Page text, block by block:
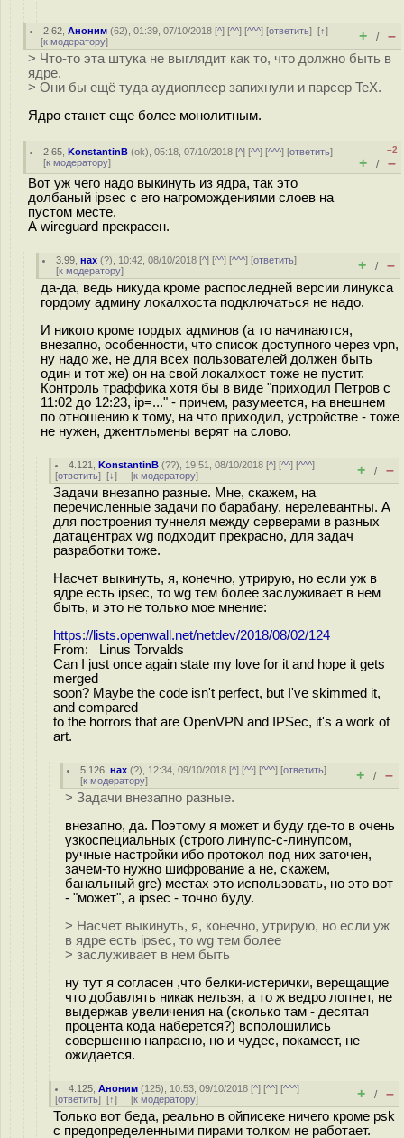
2.62 ,Аноним (62), 01:39, 07/10/2018 [^] [^^] [^^^] [ответить][↑]
[к модератору] + / –
> Что-то эта штука не выглядит как то, что должно быть в
ядре.
> Они бы ещё туда аудиоплеер запихнули и парсер TeX.
Ядро станет еще более монолитным.
2.65 ,KonstantinB (ok), 05:18, 07/10/2018 [^] [^^] [^^^] [ответить]
[к модератору]
–2
+ / –
Вот уж чего надо выкинуть из ядра, так это
долбаный ipsec с его нагромождениями слоев на
пустом месте.
А wireguard прекрасен.
3.99 ,нах (?), 10:42, 08/10/2018 [^] [^^] [^^^] [ответить]
[к модератору] + / –
да-да, ведь никуда кроме распоследней версии линукса
гордому админу локалхоста подключаться не надо.
И никого кроме гордых админов (а то начинаются,
внезапно, особенности, что список доступного через vpn,
ну надо же, не для всех пользователей должен быть
один и тот же) он на свой локалхост тоже не пустит.
Контроль траффика хотя бы в виде "приходил Петров с
11:02 до 12:23, ip=..." - причем, разумеется, на внешнем
по отношению к тому, на что приходил, устройстве - тоже
не нужен, джентльмены верят на слово.
4.121 ,KonstantinB (??), 19:51, 08/10/2018 [^] [^^] [^^^]
[ответить] [↓] [к модератору] + / –
Задачи внезапно разные. Мне, скажем, на
перечисленные задачи по барабану, нерелевантны. А
для построения туннеля между серверами в разных
датацентрах wg подходит прекрасно, для задач
разработки тоже.
Насчет выкинуть, я, конечно, утрирую, но если уж в
ядре есть ipsec, то wg тем более заслуживает в нем
быть, и это не только мое мнение:
https://lists.openwall.net/netdev/2018/08/02/124
From: Linus Torvalds
Can I just once again state my love for it and hope it gets
merged
soon? Maybe the code isn't perfect, but I've skimmed it,
and compared
to the horrors that are OpenVPN and IPSec, it's a work of
art.
5.126 ,нах (?), 12:34, 09/10/2018 [^] [^^] [^^^] [ответить]
[к модератору] + / –
> Задачи внезапно разные.
внезапно, да. Поэтому я может и буду где-то в очень
узкоспециальных (строго линyпс-с-линyпсом,
ручные настройки ибо протокол под них заточен,
зачем-то нужно шифрование а не, скажем,
банальный gre) местах это использовать, но это вот
- "может", а ipsec - точно буду.
> Насчет выкинуть, я, конечно, утрирую, но если уж
в ядре есть ipsec, то wg тем более
> заслуживает в нем быть
ну тут я согласен ,что белки-истерички, верещащие
что добавлять никак нельзя, а то ж ведро лопнет, не
выдержав увеличения на (сколько там - десятая
процента кода наберется?) всполошились
совершенно напрасно, но и чудес, покамест, не
ожидается.
4.125 ,Аноним (125), 10:53, 09/10/2018 [^] [^^] [^^^]
[ответить] [↑] [к модератору] + / –
Только вот беда, реально в ойписеке ничего кроме psk
с предопределенными пирами толком не работает.